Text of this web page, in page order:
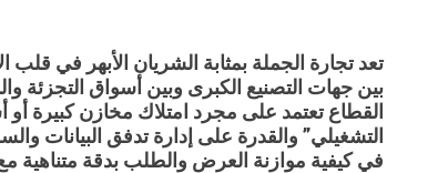
تعدتجارة الجملة بمثابة الشريان الأبهر في قلب
القطاع تعتمد على مجرد امتلاك مخازن
التشغيلي” والقدرة على إدارة تدفق البيانات
في كيفية موازنة العرض والطلب بدقة متناهية مع